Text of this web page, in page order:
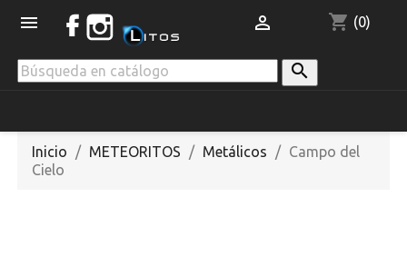
 shopping_cart (0)


Inicio METEORITOS Metálicos
Campo del
Cielo